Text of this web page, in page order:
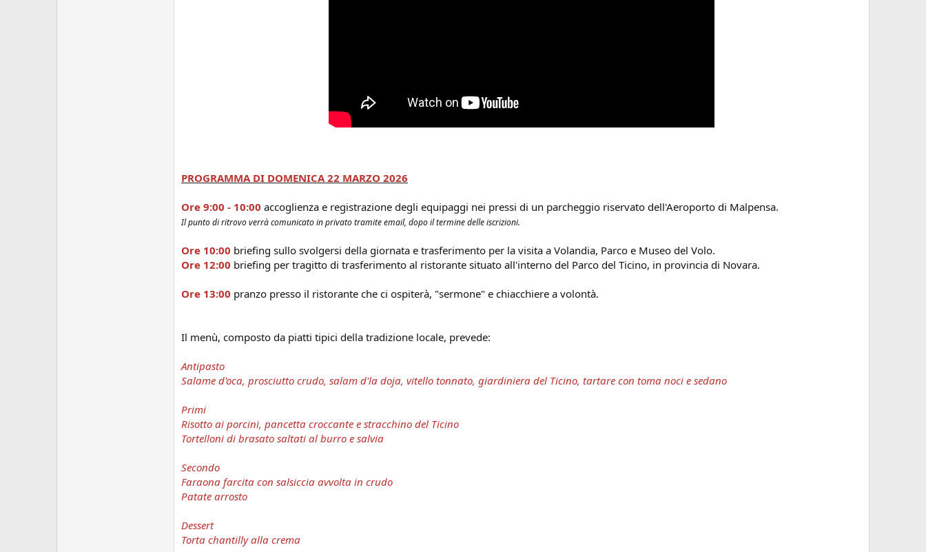
PROGRAMMA DI DOMENICA 22 MARZO 2026
Ore 9:00 - 10:00 accoglienza e registrazione degli equipaggi nei pressi di un parcheggio riservato dell'Aeroporto di Malpensa.
Il punto di ritrovo verrà comunicato in privato tramite email, dopo il termine delle iscrizioni.
Ore 10:00 briefing sullo svolgersi della giornata e trasferimento per la visita a Volandia, Parco e Museo del Volo.
Ore 12:00 briefing per tragitto di trasferimento al ristorante situato all'interno del Parco del Ticino, in provincia di Novara.
Ore 13:00 pranzo presso il ristorante che ci ospiterà, "sermone" e chiacchiere a volontà.
Il menù, composto da piatti tipici della tradizione locale, prevede:
Antipasto
Salame d'oca, prosciutto crudo, salam d'la doja, vitello tonnato, giardiniera del Ticino, tartare con toma noci e sedano
Primi
Risotto ai porcini, pancetta croccante e stracchino del Ticino
Tortelloni di brasato saltati al burro e salvia
Secondo
Faraona farcita con salsiccia avvolta in crudo
Patate arrosto
Dessert
Torta chantilly alla crema